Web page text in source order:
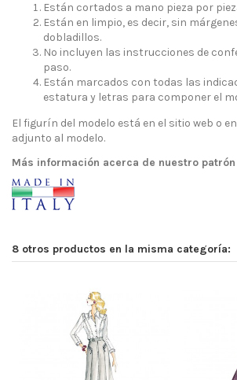
Están cortados a mano pieza por
Están en limpio, es decir, sin
dobladillos.
No incluyen las instrucciones de
paso.
Están marcados con todas las
estatura y letras para componer el
El figurín del modelo está en el sitio web o
adjunto al modelo.
Más información acerca de nuestro patrón
8 otros productos en la misma categoría: